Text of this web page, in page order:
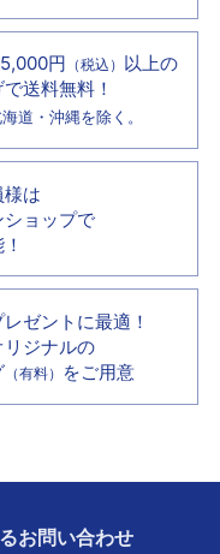
円 （税込） 以上の
で送料無料！
道・沖縄を除く。
様は
ョップで
ゼントに最適！
リジナルの
（有料） をご用意
お問い合わせ